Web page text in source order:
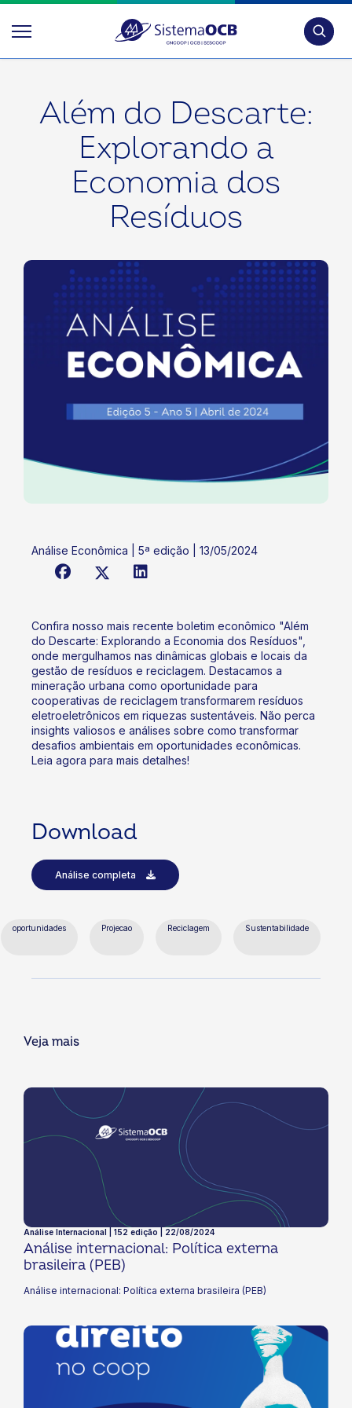
Além do Descarte:
Explorando a
Economia dos
Resíduos
Análise Econômica | 5ª edição | 13/05/2024
Confira nosso mais recente boletim econômico "Além
do Descarte: Explorando a Economia dos Resíduos",
onde mergulhamos nas dinâmicas globais e locais da
gestão de resíduos e reciclagem. Destacamos a
mineração urbana como oportunidade para
cooperativas de reciclagem transformarem resíduos
eletroeletrônicos em riquezas sustentáveis. Não perca
insights valiosos e análises sobre como transformar
desafios ambientais em oportunidades econômicas.
Leia agora para mais detalhes!
Download
Análise completa
oportunidades Projecao Reciclagem Sustentabilidade
Veja mais
Análise Internacional | 152 edição | 22/08/2024
Análise internacional: Política externa
brasileira (PEB)
Análise internacional: Política externa brasileira (PEB)